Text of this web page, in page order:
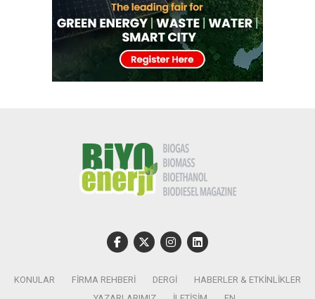
KONULAR FIRMA REHBERI DERGI
HABERLER & ETKINLIKLER